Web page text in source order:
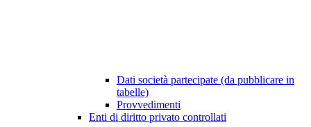
Dati società partecipate (da pubblicare in
tabelle)
Provvedimenti
Enti di diritto privato controllati